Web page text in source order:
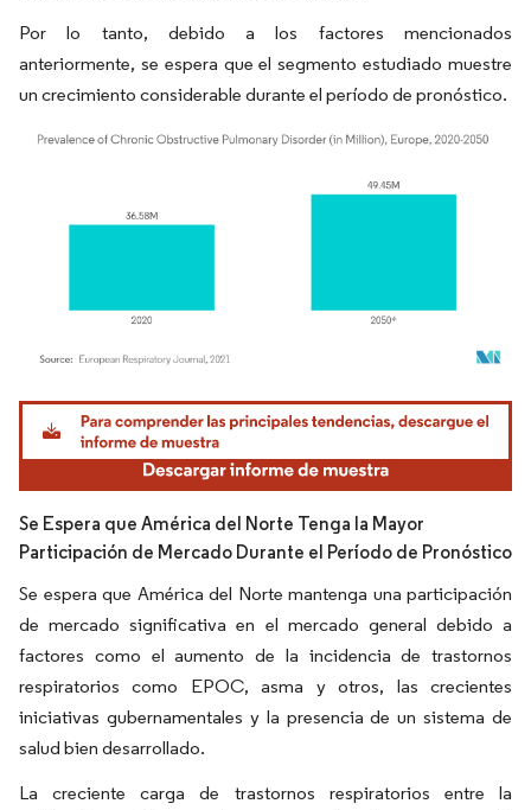
Por lo tanto, debido a los factores mencionados
anteriormente, se espera que el segmento estudiado muestre
un crecimiento considerable durante el período de pronóstico.
Imagen © Mordor Intelligence. El uso requiere atribución según CC BY 4.0.
Se Espera que América del Norte Tenga la Mayor
Participación de Mercado Durante el Período de Pronóstico
Se espera que América del Norte mantenga una participación
de mercado significativa en el mercado general debido a
factores como el aumento de la incidencia de trastornos
respiratorios como EPOC, asma y otros, las crecientes
iniciativas gubernamentales y la presencia de un sistema de
salud bien desarrollado.
La creciente carga de trastornos respiratorios entre la